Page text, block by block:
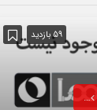
59 بازدید
سبزوار